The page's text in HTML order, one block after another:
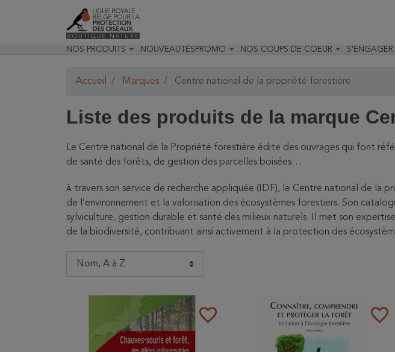
NOS PRODUITS 
Optique 
Randonnées & observations 
Livres & papeterie 
Décoration & accessoires 
Cartes cadeaux
NOUVEAUTÉS PROMO 
Promo Optique
NOS COUPS DE COEUR 
Nos marques
S'ENGAGER
Faire un legs
Accueil Marques Centre national de la propriété forestière
Liste des produits de la marque
Le Centre national de la Propriété forestière édite des ouvrages qui font
de santé des forêts, de gestion des parcelles boisées…
À travers son service de recherche appliquée (IDF), le Centre national de la
de l’environnement et la valorisation des écosystèmes forestiers. Son
sylviculture, gestion durable et santé des milieux naturels. Il met son
de la biodiversité, contribuant ainsi activement à la protection des
favorite_border favorite_border